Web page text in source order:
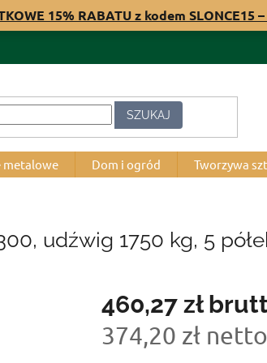
15% RABATU z kodem SLONCE15
SZUKAJ
metalowe Dom i ogród Tworzywa
udźwig 1750 kg, 5
460,27 zł
374,20 zł netto